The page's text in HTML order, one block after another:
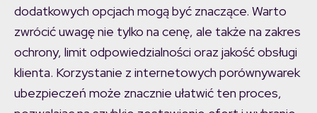
dodatkowych opcjach mogą być znaczące. Warto
zwrócić uwagę nie tylko na cenę, ale także na zakres
ochrony, limit odpowiedzialności oraz jakość obsługi
klienta. Korzystanie z internetowych porównywarek
ubezpieczeń może znacznie ułatwić ten proces,